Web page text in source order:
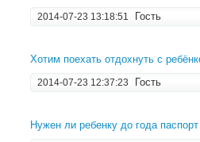
2014-07-23 13:18:51 Гость
Хотим поехать отдохнуть с
2014-07-23 12:37:23 Гость
Нужен ли ребенку до года